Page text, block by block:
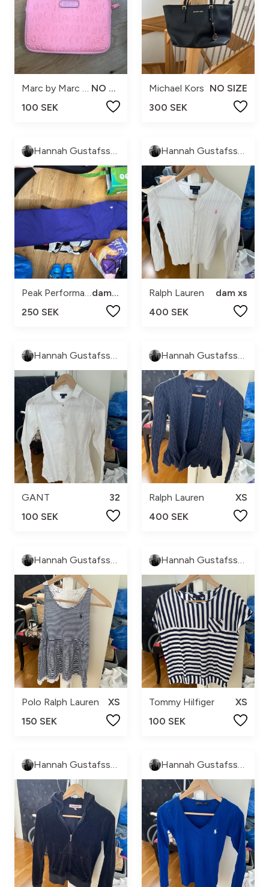
Marc by Marc Jacobs
NO SIZE
100 SEK
Michael Kors NO SIZE
300 SEK
Hannah Gustafsson
Peak Performance
dam xs
250 SEK
Hannah Gustafsson
Ralph Lauren
dam xs
400 SEK
Hannah Gustafsson
GANT
32
100 SEK
Hannah Gustafsson
Ralph Lauren
XS
400 SEK
Hannah Gustafsson
Polo Ralph Lauren
XS
150 SEK
Hannah Gustafsson
Tommy Hilfiger
XS
100 SEK
Hannah Gustafsson Hannah Gustafsson